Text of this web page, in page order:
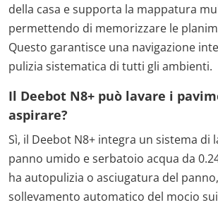
della casa e supporta la mappatura
permettendo di memorizzare le
Questo garantisce una navigazione
pulizia sistematica di tutti gli ambienti.
Il Deebot N8+ può lavare i
aspirare?
Sì, il Deebot N8+ integra un sistema di
panno umido e serbatoio acqua da
ha autopulizia o asciugatura del
sollevamento automatico del mocio